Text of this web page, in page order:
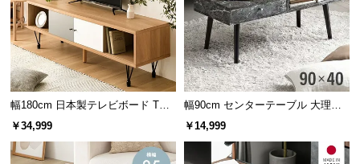
ャ
ン
セ
ル
に
て
汚れもサッと拭き取れるのでお手入れも簡単です。
幅180cm 日本製テレビボード TOT-
007
￥34,999
幅90cm センターテーブル 大理石/
モルタル調 天然木脚 収納スペース
￥14,999